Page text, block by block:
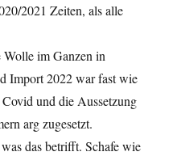
2021 Zeiten, als alle
Wolle im Ganzen in
Import 2022 war fast wie
und die Aussetzung
arg zugesetzt.
das betrifft. Schafe wie